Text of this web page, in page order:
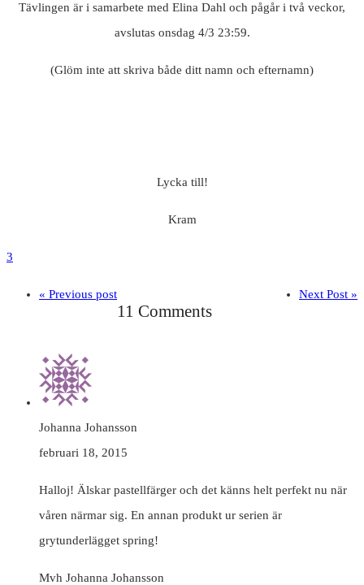
Tävlingen är i samarbete med Elina Dahl och pågår i två veckor,
avslutas onsdag 4/3 23:59.
(Glöm inte att skriva både ditt namn och efternamn)
Lycka till!
Kram
3
« Previous post Next Post »
11 Comments
Johanna Johansson
februari 18, 2015
Halloj! Älskar pastellfärger och det känns helt perfekt nu när
våren närmar sig. En annan produkt ur serien är
grytunderlägget spring!
Mvh Johanna Johansson